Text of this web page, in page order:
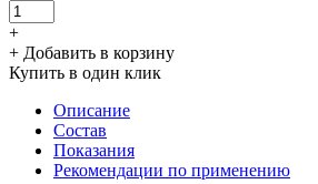
+
+ Добавить в корзину
Купить в один клик
Описание
Состав
Показания
Рекомендации по применению